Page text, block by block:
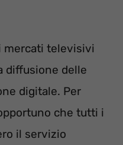
mercati televisivi
diffusione delle
digitale. Per
che tutti i
il servizio